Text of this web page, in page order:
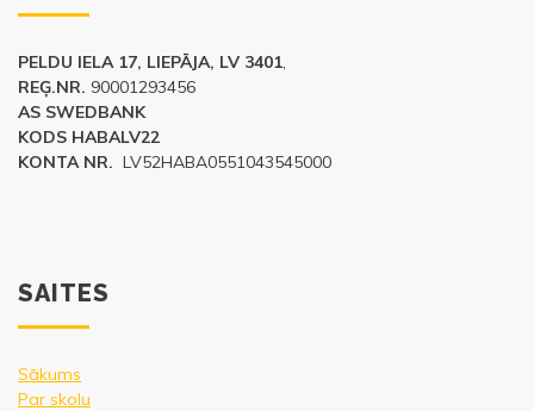
PELDU IELA 17, LIEPĀJA, LV 3401,
REĢ.NR. 90001293456
AS SWEDBANK
KODS HABALV22
KONTA NR. LV52HABA0551043545000
SAITES
Sākums
Par skolu